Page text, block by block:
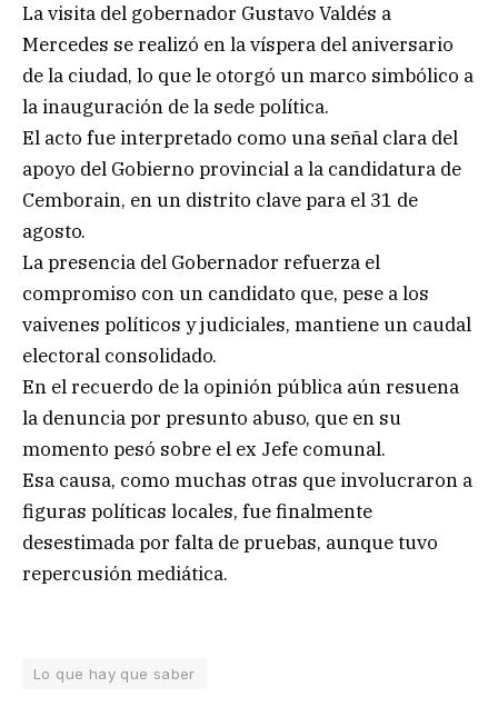
La visita del gobernador Gustavo Valdés a
Mercedes se realizó en la víspera del aniversario
de la ciudad, lo que le otorgó un marco simbólico a
la inauguración de la sede política.
El acto fue interpretado como una señal clara del
apoyo del Gobierno provincial a la candidatura de
Cemborain, en un distrito clave para el 31 de
agosto.
La presencia del Gobernador refuerza el
compromiso con un candidato que, pese a los
vaivenes políticos y judiciales, mantiene un caudal
electoral consolidado.
En el recuerdo de la opinión pública aún resuena
la denuncia por presunto abuso, que en su
momento pesó sobre el ex Jefe comunal.
Esa causa, como muchas otras que involucraron a
figuras políticas locales, fue finalmente
desestimada por falta de pruebas, aunque tuvo
repercusión mediática.
Lo que hay que saber